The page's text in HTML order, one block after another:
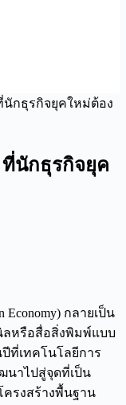
ที่นักธุรกิจยุคใหม่ต้อง
ที่นักธุรกิจยุค
กลายเป็น
ลหรือสื่อสิ่งพิมพ์แบบ
ปีที่เทคโนโลยีการ
นาไปสู่จุดที่เป็น
ครงสร้างพื้นฐาน